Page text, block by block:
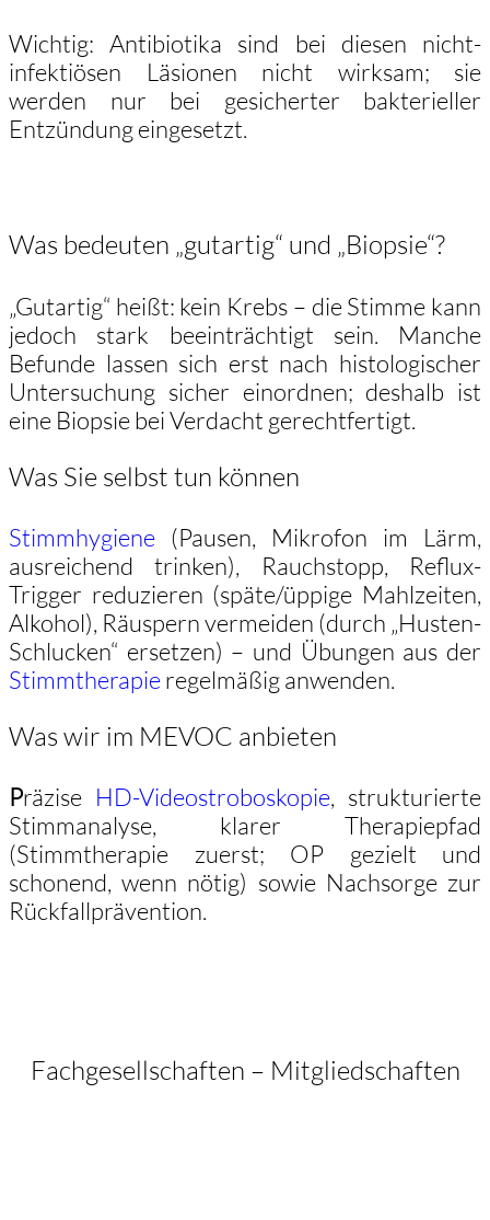
Wichtig: Antibiotika sind bei diesen nicht-
infektiösen Läsionen nicht wirksam; sie
werden nur bei gesicherter bakterieller
Entzündung eingesetzt.
Was bedeuten „gutartig“ und „Biopsie“?
„Gutartig“ heißt: kein Krebs – die Stimme kann
jedoch stark beeinträchtigt sein. Manche
Befunde lassen sich erst nach histologischer
Untersuchung sicher einordnen; deshalb ist
eine Biopsie bei Verdacht gerechtfertigt.
Was Sie selbst tun können
Stimmhygiene (Pausen, Mikrofon im Lärm,
ausreichend trinken), Rauchstopp, Reflux-
Trigger reduzieren (späte/üppige Mahlzeiten,
Alkohol), Räuspern vermeiden (durch „Husten-
Schlucken“ ersetzen) – und Übungen aus der
Stimmtherapieregelmäßig anwenden.
Was wir im MEVOC anbieten
Präzise HD-Videostroboskopie, strukturierte
Stimmanalyse, klarer Therapiepfad
(Stimmtherapie zuerst; OP gezielt und
schonend, wenn nötig) sowie Nachsorge zur
Rückfallprävention.
Fachgesellschaften – Mitgliedschaften